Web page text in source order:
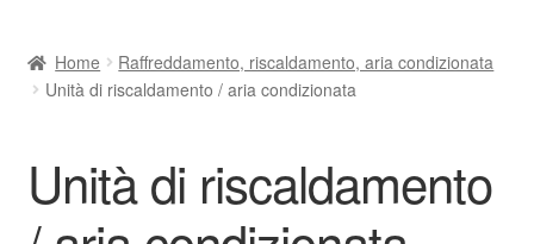
Consegna
Il mio account
Home
Raffreddamento, riscaldamento, aria condizionata
Unità di riscaldamento / aria condizionata
Unità di riscaldamento